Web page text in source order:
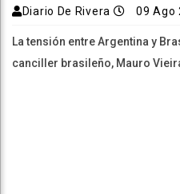
Diario De Rivera 09 Ago
La tensión entre Argentina y
canciller brasileño, Mauro